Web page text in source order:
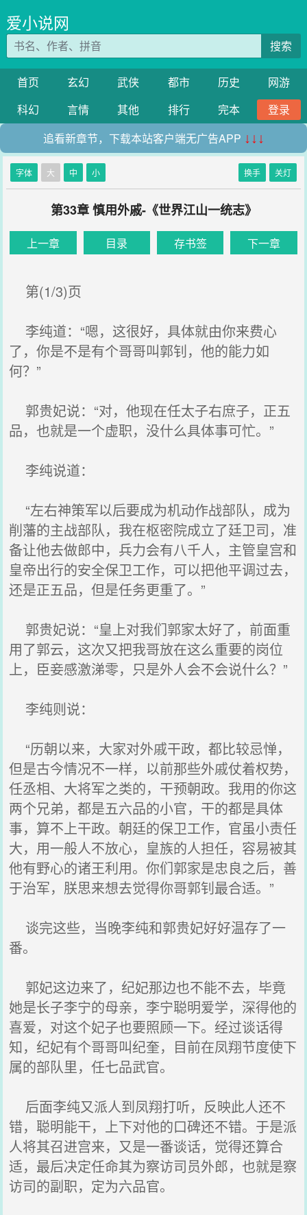
爱小说网
搜索
首页 玄幻 武侠 都市 历史
网游
科幻
言情 其他 排行 完本
登录
追看新章节，下载本站客户端无广告APP ↓↓↓
字体 大 中 小 换手 关灯
第33章 慎用外戚-《世界江山一统志》
上一章 目录 存书签 下一章
第(1/3)页
李纯道：“嗯，这很好，具体就由你来费心
了，你是不是有个哥哥叫郭钊，他的能力如
何？”
郭贵妃说：“对，他现在任太子右庶子，正五
品，也就是一个虚职，没什么具体事可忙。”
李纯说道：
“左右神策军以后要成为机动作战部队，成为
削藩的主战部队，我在枢密院成立了廷卫司，准
备让他去做郎中，兵力会有八千人，主管皇宫和
皇帝出行的安全保卫工作，可以把他平调过去，
还是正五品，但是任务更重了。”
郭贵妃说：“皇上对我们郭家太好了，前面重
用了郭云，这次又把我哥放在这么重要的岗位
上，臣妾感激涕零，只是外人会不会说什么？”
李纯则说：
“历朝以来，大家对外戚干政，都比较忌惮，
但是古今情况不一样，以前那些外戚仗着权势，
任丞相、大将军之类的，干预朝政。我用的你这
两个兄弟，都是五六品的小官，干的都是具体
事，算不上干政。朝廷的保卫工作，官虽小责任
大，用一般人不放心，皇族的人担任，容易被其
他有野心的诸王利用。你们郭家是忠良之后，善
于治军，朕思来想去觉得你哥郭钊最合适。”
谈完这些，当晚李纯和郭贵妃好好温存了一
番。
郭妃这边来了，纪妃那边也不能不去，毕竟
她是长子李宁的母亲，李宁聪明爱学，深得他的
喜爱，对这个妃子也要照顾一下。经过谈话得
知，纪妃有个哥哥叫纪奎，目前在凤翔节度使下
属的部队里，任七品武官。
后面李纯又派人到凤翔打听，反映此人还不
错，聪明能干，上下对他的口碑还不错。于是派
人将其召进宫来，又是一番谈话，觉得还算合
适，最后决定任命其为察访司员外郎，也就是察
访司的副职，定为六品官。